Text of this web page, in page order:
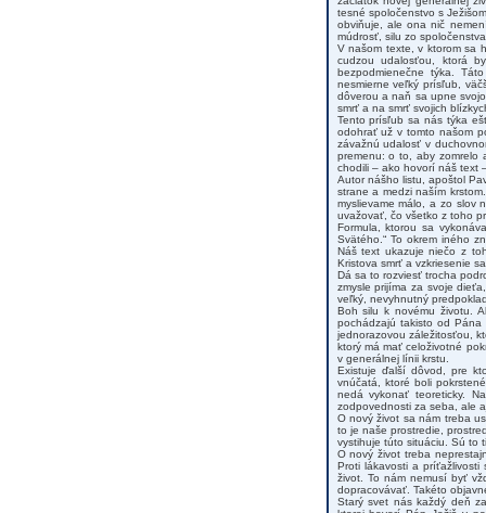
tesné spoločenstvo s
obviňuje, ale ona nič
múdrosť, silu zo
V našom texte, v ktorom sa
cudzou udalosťou, ktorá
bezpodmienečne týka.
nesmierne veľký prísľub,
dôverou a naň sa upne
smrť a na smrť svojich
Tento prísľub sa nás týka
odohrať už v tomto našom
závažnú udalosť v
premenu: o to, aby zomrelo
chodili – ako hovorí náš text
Autor nášho listu, apoštol
strane a medzi naším
myslievame málo, a zo slov
uvažovať, čo všetko z toho
Formula, ktorou sa
Svätého.“ To okrem iného
Náš text ukazuje niečo z
Kristova smrť a vzkriesenie
Dá sa to rozviesť trocha
zmysle prijíma za svoje
veľký, nevyhnutný
Boh silu k novému životu.
pochádzajú takisto od
jednorazovou záležitosťou,
ktorý má mať celoživotné
v generálnej línii krstu.
Existuje ďalší dôvod, pre
vnúčatá, ktoré boli
nedá vykonať teoreticky.
zodpovednosti za seba, ale
O nový život sa nám treba
to je naše prostredie,
vystihuje túto situáciu. Sú to
O nový život treba
Proti lákavosti a
život. To nám nemusí byť
dopracovávať. Takéto
Starý svet nás každý deň